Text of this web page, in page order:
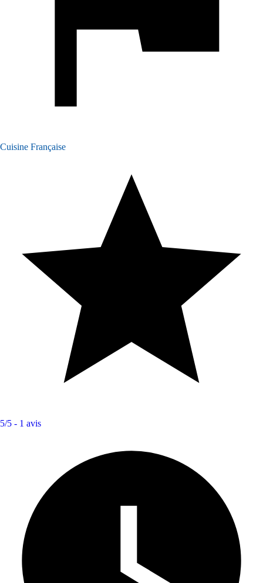
Cuisine Française
5/5 - 1 avis